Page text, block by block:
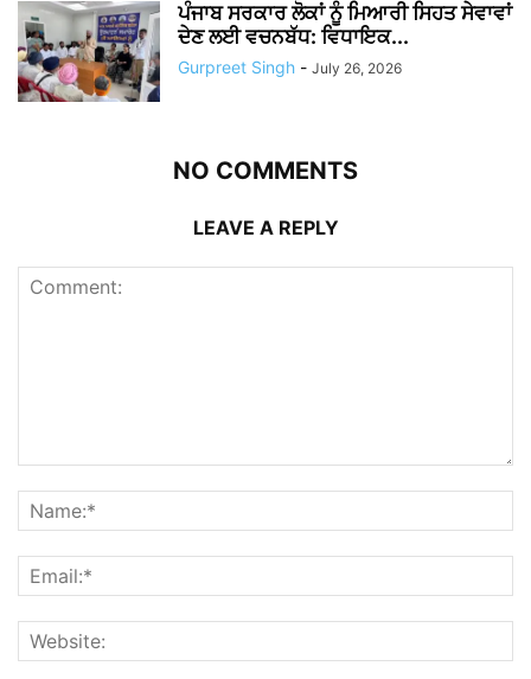
ਪੰਜਾਬ ਸਰਕਾਰ ਲੋਕਾਂ ਨੂੰ ਮਿਆਰੀ ਸਿਹਤ ਸੇਵਾਵਾਂ
ਦੇਣ ਲਈ ਵਚਨਬੱਧ: ਵਿਧਾਇਕ...
Gurpreet Singh - July 26, 2026
NO COMMENTS
LEAVE A REPLY